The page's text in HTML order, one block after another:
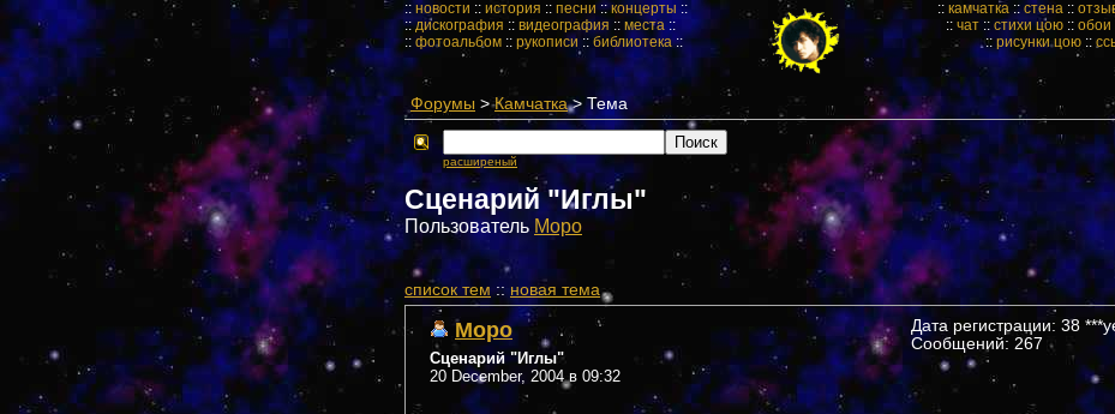
:: новости :: история :: песни::концерты ::
::дискография :: видеография :: места ::
:: фотоальбом :: рукописи :: библиотека::
:: камчатка ::стена ::
:: чат :: стихи цою :: обои
::рисунки цою ::
Форумы >Камчатка> Тема
расширеный
Сценарий "Иглы"
Пользователь Mopo
cписок тем :: новая тема
Mopo
Сценарий "Иглы"
20 December, 2004 в 09:32
Дата регистрации: 38
Сообщений: 267